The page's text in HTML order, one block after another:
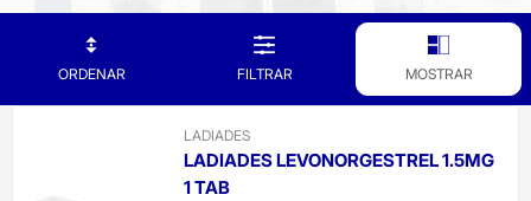
ORDENAR FILTRAR MOSTRAR
LADIADES
LADIADES LEVONORGESTREL 1.5MG
1 TAB